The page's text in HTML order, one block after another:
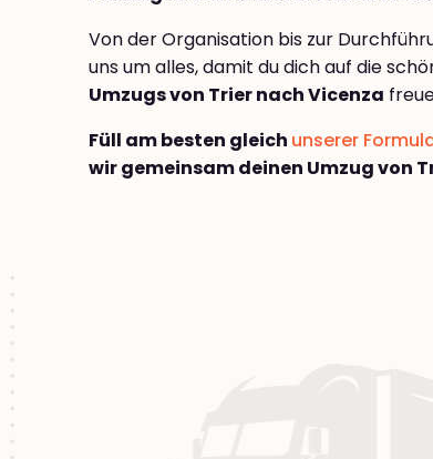
Von der Organisation bis zur
uns um alles, damit du dich auf die
Umzugs von Trier nach Vicenza
Füll am besten gleich unserer
wir gemeinsam deinen Umzug von